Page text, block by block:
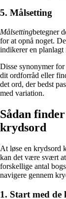
5. Målsetting
Målsettingbetegner
for at opnå noget.
indikerer en planlagt
Disse synonymer
dit ordforråd eller
det ord, der bedst
med variation.
Sådan
krydsord
At løse en krydsord
kan det være svært
forskellige antal
navigere gennem
1. Start med de